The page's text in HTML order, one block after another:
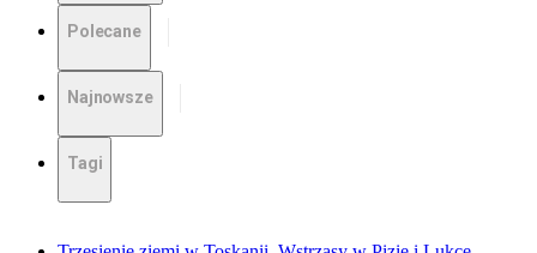
Polecane
Najnowsze
Tagi